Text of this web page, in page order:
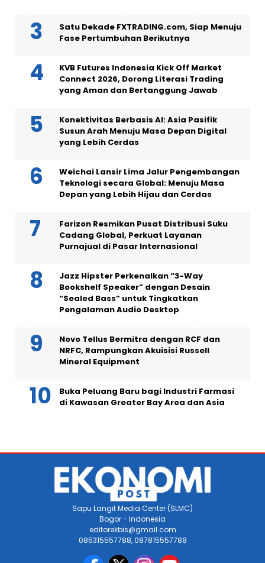
Satu Dekade FXTRADING.com, Siap Menuju
Fase Pertumbuhan Berikutnya
KVB Futures Indonesia Kick Off Market
Connect 2026, Dorong Literasi Trading
yang Aman dan Bertanggung Jawab
Konektivitas Berbasis AI: Asia Pasifik
Susun Arah Menuju Masa Depan Digital
yang Lebih Cerdas
Weichai Lansir Lima Jalur Pengembangan
Teknologi secara Global: Menuju Masa
Depan yang Lebih Hijau dan Cerdas
Farizon Resmikan Pusat Distribusi Suku
Cadang Global, Perkuat Layanan
Purnajual di Pasar Internasional
Jazz Hipster Perkenalkan “3-Way
Bookshelf Speaker” dengan Desain
“Sealed Bass” untuk Tingkatkan
Pengalaman Audio Desktop
Novo Tellus Bermitra dengan RCF dan
NRFC, Rampungkan Akuisisi Russell
Mineral Equipment
Buka Peluang Baru bagi Industri Farmasi
di Kawasan Greater Bay Area dan Asia
Sapu Langit Media Center (SLMC)
Bogor - Indonesia
editorekbis@gmail.com
085315557788, 087815557788